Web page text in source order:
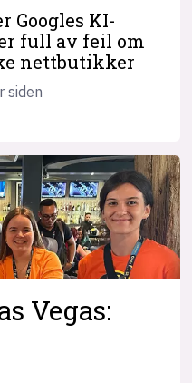
Googles KI-
full av feil om
nettbutikker
siden
Vegas: